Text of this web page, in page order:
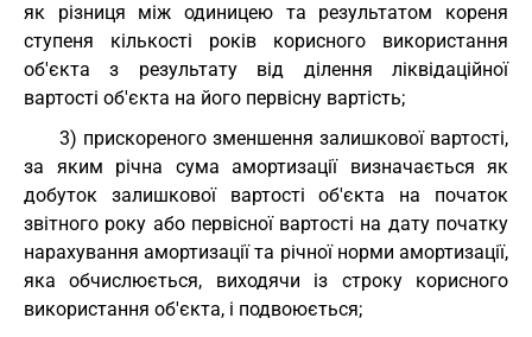
як різниця між одиницею та результатом кореня
ступеня кількості років корисного використання
об'єкта з результату від ділення ліквідаційної
вартості об'єкта на його первісну вартість;
3) прискореного зменшення залишкової вартості,
за яким річна сума амортизації визначається як
добуток залишкової вартості об'єкта на початок
звітного року або первісної вартості на дату початку
нарахування амортизації та річної норми амортизації,
яка обчислюється, виходячи із строку корисного
використання об'єкта, і подвоюється;